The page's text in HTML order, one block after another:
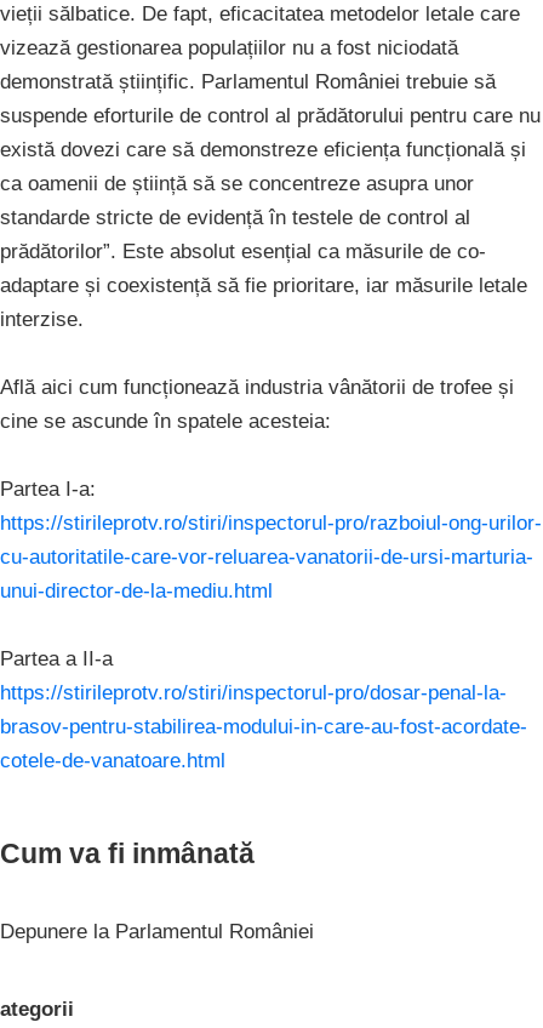
vieții sălbatice. De fapt, eficacitatea metodelor letale care
vizează gestionarea populațiilor nu a fost niciodată
demonstrată științific. Parlamentul României trebuie să
suspende eforturile de control al prădătorului pentru care nu
există dovezi care să demonstreze eficiența funcțională și
ca oamenii de știință să se concentreze asupra unor
standarde stricte de evidență în testele de control al
prădătorilor”. Este absolut esențial ca măsurile de co-
adaptare și coexistență să fie prioritare, iar măsurile letale
interzise.
Află aici cum funcționează industria vânătorii de trofee și
cine se ascunde în spatele acesteia:
Partea I-a:
https://stirileprotv.ro/stiri/inspectorul-pro/razboiul-ong-urilor-
cu-autoritatile-care-vor-reluarea-vanatorii-de-ursi-marturia-
unui-director-de-la-mediu.html
Partea a II-a
https://stirileprotv.ro/stiri/inspectorul-pro/dosar-penal-la-
brasov-pentru-stabilirea-modului-in-care-au-fost-acordate-
cotele-de-vanatoare.html
Cum va fi inmânată
Depunere la Parlamentul României